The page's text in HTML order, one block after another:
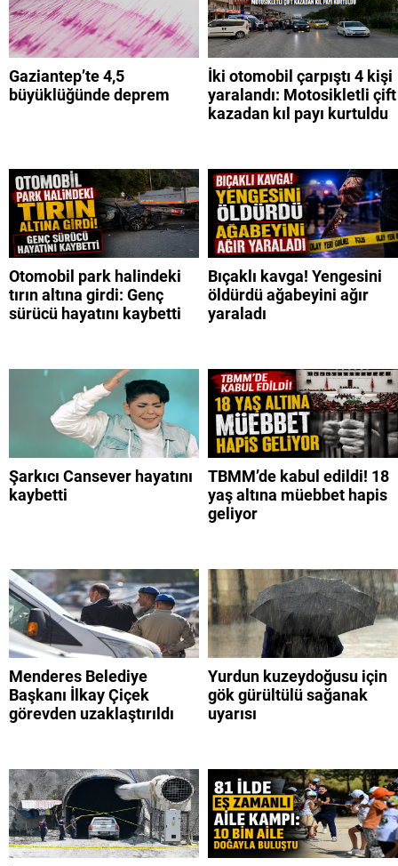
Gaziantep’te 4,5
büyüklüğünde deprem
İki otomobil çarpıştı 4 kişi
yaralandı: Motosikletli çift
kazadan kıl payı kurtuldu
Otomobil park halindeki
tırın altına girdi: Genç
sürücü hayatını kaybetti
Bıçaklı kavga! Yengesini
öldürdü ağabeyini ağır
yaraladı
Şarkıcı Cansever hayatını
kaybetti
TBMM’de kabul edildi! 18
yaş altına müebbet hapis
geliyor
Menderes Belediye
Başkanı İlkay Çiçek
görevden uzaklaştırıldı
Yurdun kuzeydoğusu için
gök gürültülü sağanak
uyarısı